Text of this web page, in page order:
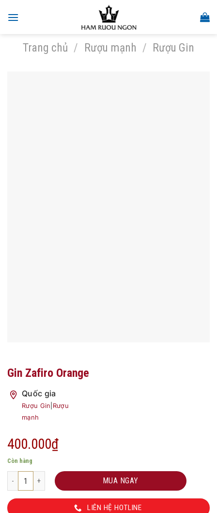
Trang chủ / Rượu mạnh / Rượu Gin
Gin Zafiro Orange
Quốc gia
Rượu Gin Rượu
mạnh
400.000₫
Còn hàng
Gin Zafiro Orange số lượng MUA NGAY
LIÊN HỆ HOTLINE